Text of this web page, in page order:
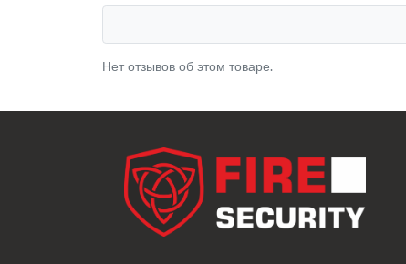
Нет отзывов об этом товаре.